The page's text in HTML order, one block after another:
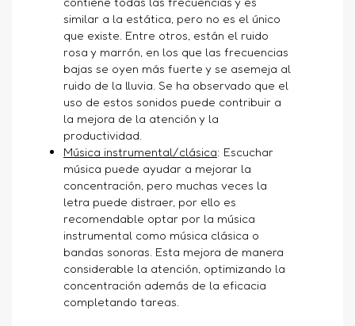
similar a la estática, pero no es el único
que existe. Entre otros, están el ruido
rosa y marrón, en los que las frecuencias
bajas se oyen más fuerte y se asemeja al
ruido de la lluvia. Se ha observado que el
uso de estos sonidos puede contribuir a
la mejora de la atención y la
productividad.
Música instrumental/clásica: Escuchar
música puede ayudar a mejorar la
concentración, pero muchas veces la
letra puede distraer, por ello es
recomendable optar por la música
instrumental como música clásica o
bandas sonoras. Esta mejora de manera
considerable la atención, optimizando la
concentración además de la eficacia
completando tareas.